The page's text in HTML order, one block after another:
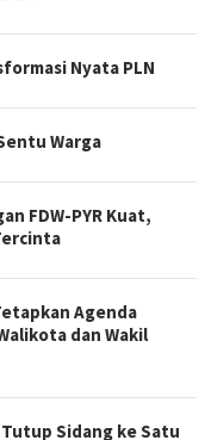
Nyata PLN
Warga
FDW-PYR Kuat,
Agenda
dan Wakil
Sidang ke Satu